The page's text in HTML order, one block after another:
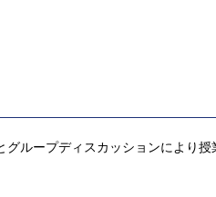
ループディスカッションにより授